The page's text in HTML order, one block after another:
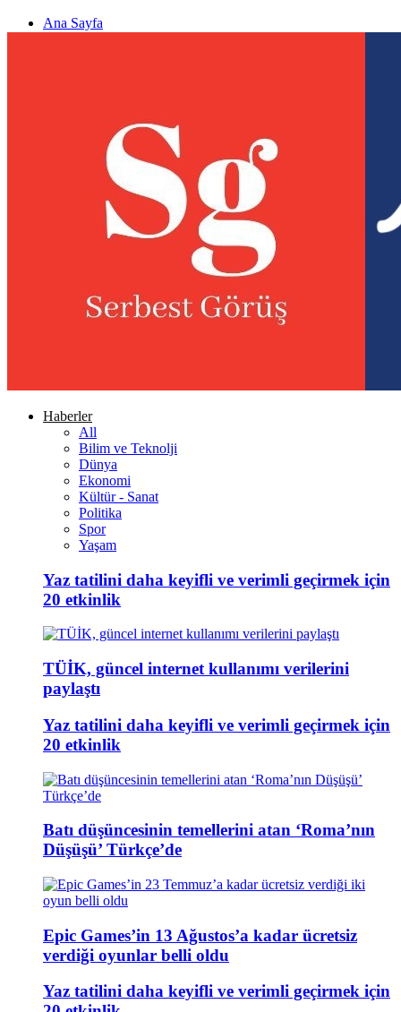
Ana Sayfa
Haberler
All
Bilim ve Teknolji
Dünya
Ekonomi
Kültür - Sanat
Politika
Spor
Yaşam
Yaz tatilini daha keyifli ve verimli geçirmek için
20 etkinlik
TÜİK, güncel internet kullanımı verilerini
paylaştı
Yaz tatilini daha keyifli ve verimli geçirmek için
20 etkinlik
Batı düşüncesinin temellerini atan ‘Roma’nın
Düşüşü’ Türkçe’de
Epic Games’in 13 Ağustos’a kadar ücretsiz
verdiği oyunlar belli oldu
Yaz tatilini daha keyifli ve verimli geçirmek için